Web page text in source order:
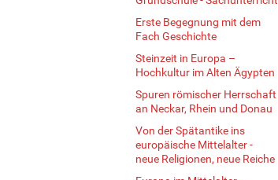
Erste Begegnung mit dem
Fach Geschichte
Steinzeit in Europa –
Hochkultur im Alten Ägypten
Spuren römischer Herrschaft
an Neckar, Rhein und Donau
Von der Spätantike ins
europäische Mittelalter -
neue Religionen, neue Reiche